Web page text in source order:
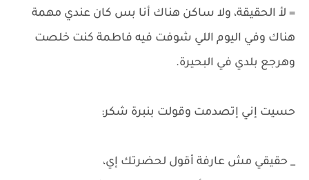
= لأ الحقيقة، ولا ساكن هناك أنا بس كان عندي مهمة
هناك وفي اليوم اللي شوفت فيه فاطمة كنت خلصت
وهرجع بلدي في البحيرة.
حسيت إني إتصدمت وقولت بنبرة شكر:
_ حقيقي مش عارفة أقول لحضرتك إي،